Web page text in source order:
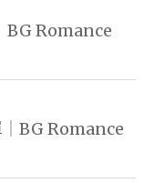
BG Romance
｜BG Romance